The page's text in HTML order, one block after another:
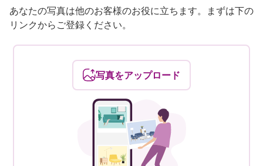
あなたの写真は他のお客様のお役に立ちます。まずは下の
リンクからご登録ください。
写真をアップロード